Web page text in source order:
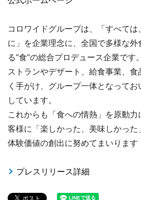
コロワイドグループは、「すべて
に」を企業理念に、全国で多様な
る“食”の総合プロデュース企業です
ストランやデザート、給食事業、
く手がけ、グループ一体となって
しています。
これからも「食への情熱」を原動
客様に「楽しかった、美味しかった
体験価値の創出に努めてまいります
プレスリリース詳細